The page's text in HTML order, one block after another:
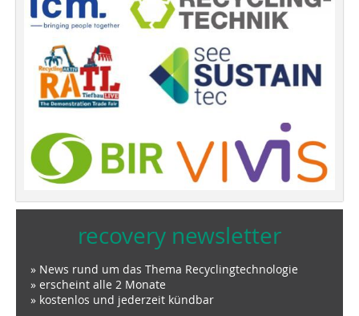
recovery newsletter
» News rund um das Thema Recyclingtechnologie
» erscheint alle 2 Monate
» kostenlos und jederzeit kündbar